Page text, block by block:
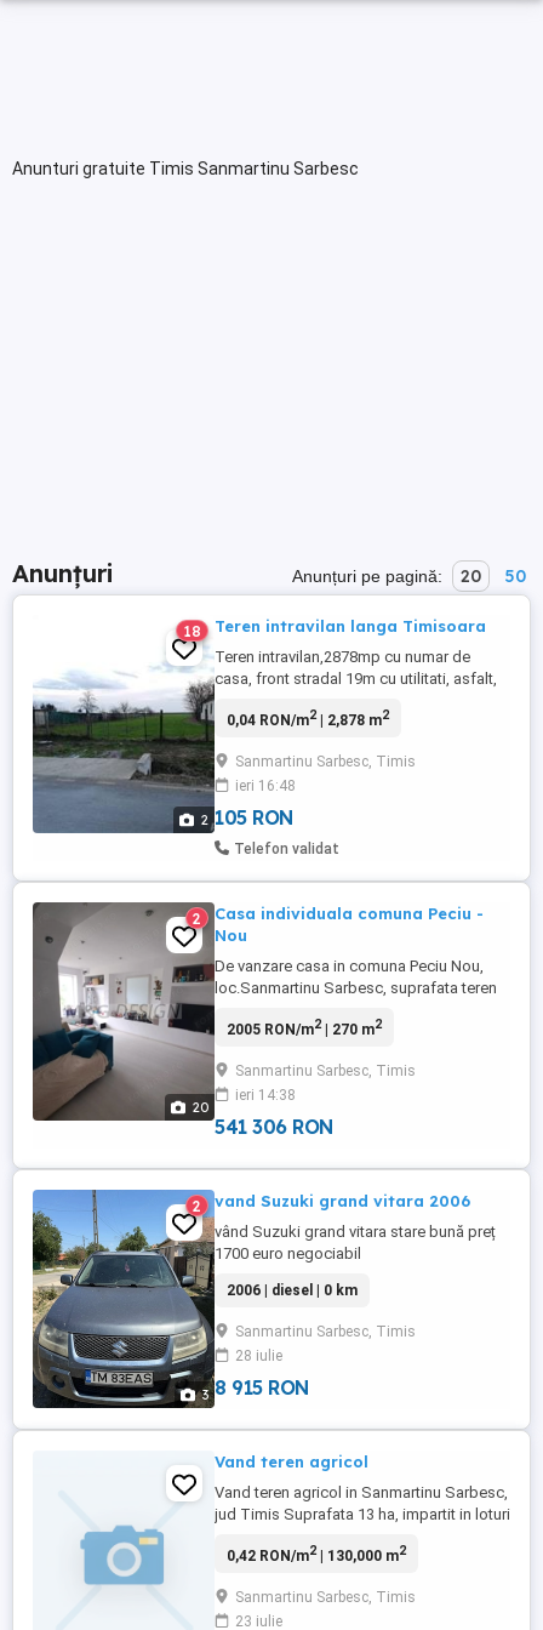
Anunturi gratuite Timis Sanmartinu Sarbesc
Anunțuri Anunțuri pe pagină: 20 50
2
18 Teren intravilan langa Timisoara
Teren intravilan,2878mp cu numar de
casa, front stradal 19m cu utilitati, asfalt,
mai multe informati contact
0,04 RON/m2| 2,878 m2
Sanmartinu Sarbesc, Timis
ieri 16:48
105 RON
Telefon validat
20
2
Casa individuala comuna Peciu -
Nou
De vanzare casa in comuna Peciu Nou,
loc.Sanmartinu Sarbesc, suprafata teren
, pe colt, 2 fronturi stradale , o anexa din
transformata in spatiu de locuit, curte cu
pomi fructiferi .Merita vazuta ! Mai multe in
formatii la ...
2005 RON/m2| 270 m2
Sanmartinu Sarbesc, Timis
ieri 14:38
541 306 RON
3
2 vand Suzuki grand vitara 2006
vând Suzuki grand vitara stare bună preț
1700 euro negociabil
2006 | diesel | 0 km
Sanmartinu Sarbesc, Timis
28 iulie
8 915 RON
Vand teren agricol
Vand teren agricol in Sanmartinu Sarbesc,
jud Timis Suprafata 13 ha, impartit in loturi
arenda. Actele sunt in ordine. Pret 10.500
0,42 RON/m2| 130,000 m2
Sanmartinu Sarbesc, Timis
23 iulie